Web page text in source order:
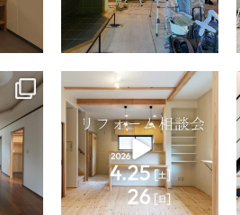
tomohouseinc
4月 2